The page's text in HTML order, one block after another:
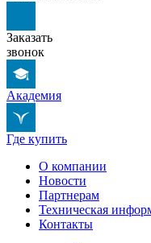
Заказать
звонок
Академия
Где купить
О компании
Новости
Партнерам
Техническая
Контакты